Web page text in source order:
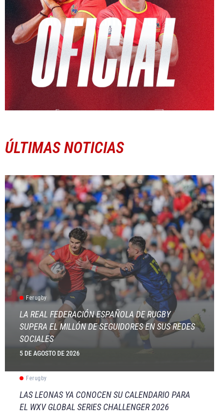
ÚLTIMAS NOTICIAS
Ferugby
LA REAL FEDERACIÓN ESPAÑOLA DE RUGBY
SUPERA EL MILLÓN DE SEGUIDORES EN SUS REDES
SOCIALES
5 DE AGOSTO DE 2026
Ferugby
LAS LEONAS YA CONOCEN SU CALENDARIO PARA
EL WXV GLOBAL SERIES CHALLENGER 2026